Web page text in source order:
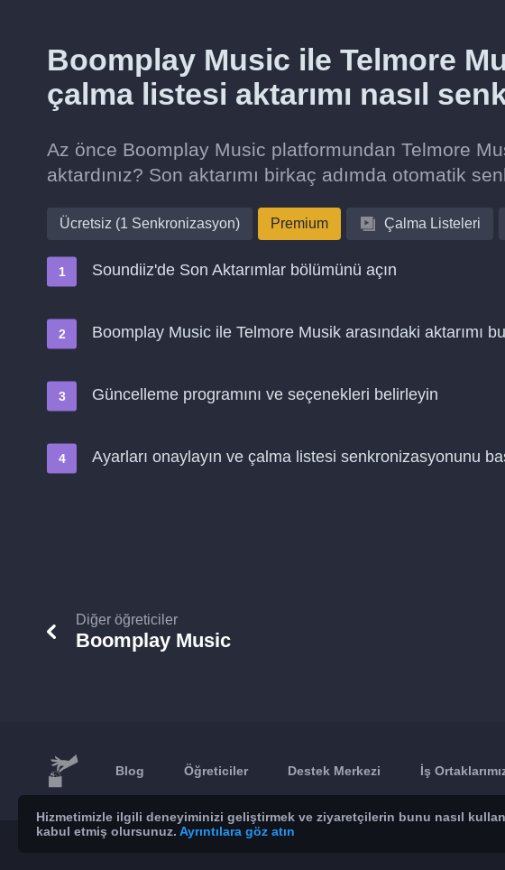
Boomplay Music ile Telmore
çalma listesi aktarımı nasıl
Az önce Boomplay Music platformundan Telmore
aktardınız? Son aktarımı birkaç adımda otomatik
Ücretsiz (1 Senkronizasyon) Premium Çalma Listeleri
Soundiiz'de Son Aktarımlar bölümünü açın
Boomplay Music ile Telmore Musik arasındaki aktarımı
Güncelleme programını ve seçenekleri belirleyin
Ayarları onaylayın ve çalma listesi senkronizasyonunu
Diğer öğreticiler
Boomplay Music
Blog Öğreticiler Destek Merkezi İş
Hizmetimizle ilgili deneyiminizi geliştirmek ve ziyaretçilerin bunu nasıl
kabul etmiş olursunuz. Ayrıntılara göz atın